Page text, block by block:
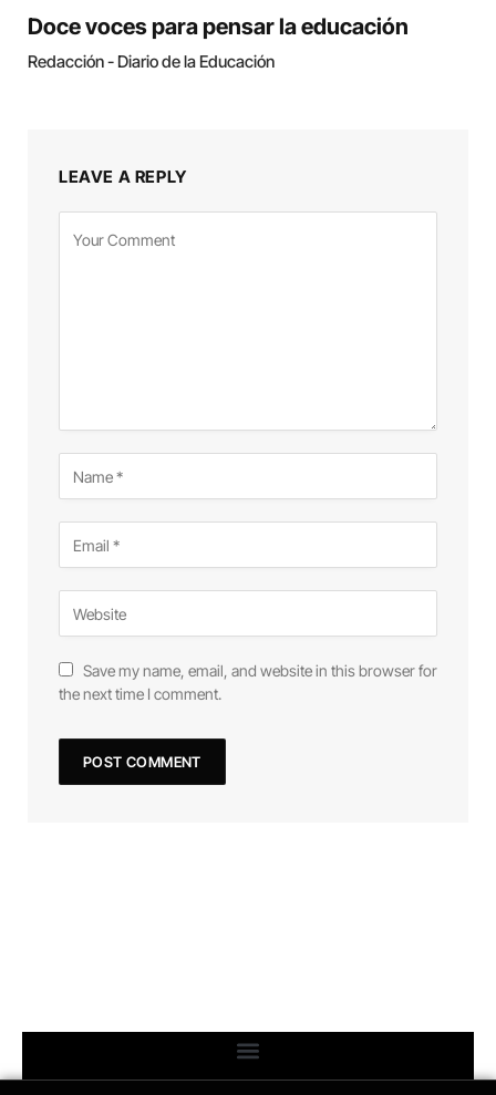
Doce voces para pensar la educación
Redacción - Diario de la Educación
LEAVE A REPLY
Save my name, email, and website in this browser for
the next time I comment.